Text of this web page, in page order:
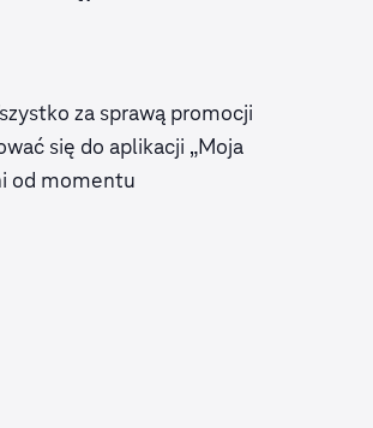
za sprawą promocji
się do aplikacji „Moja
od momentu